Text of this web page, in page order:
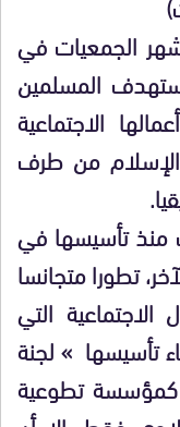
الجمعيات في
المسلمين
الاجتماعية
الإسلام من طرف
منذ تأسيسها في
تطورا متجانسا
التي
تأسيسها » لجنة
تطوعية